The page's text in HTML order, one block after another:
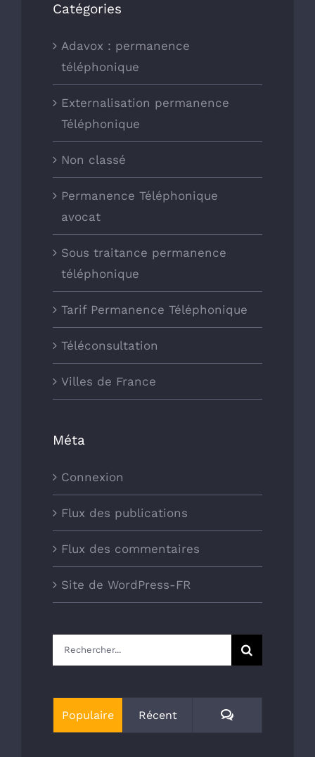
Catégories
Adavox : permanence
téléphonique
Externalisation permanence
Téléphonique
Non classé
Permanence Téléphonique
avocat
Sous traitance permanence
téléphonique
Tarif Permanence Téléphonique
Téléconsultation
Villes de France
Méta
Connexion
Flux des publications
Flux des commentaires
Site de WordPress-FR
Rechercher:
Populaire Récent Commentaires